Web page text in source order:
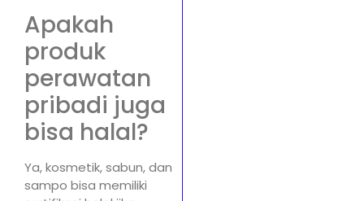
Apakah
produk
perawatan
pribadi juga
bisa halal?
Ya, kosmetik, sabun, dan
sampo bisa memiliki